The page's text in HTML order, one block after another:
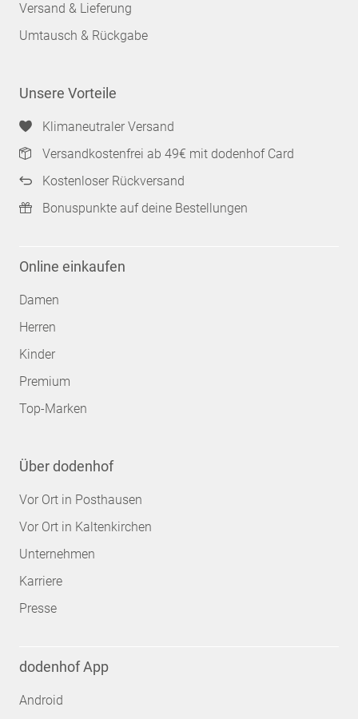
Versand & Lieferung
Umtausch & Rückgabe
Unsere Vorteile
Klimaneutraler Versand
Versandkostenfrei ab 49€ mit dodenhof Card
Kostenloser Rückversand
Bonuspunkte auf deine Bestellungen
Online einkaufen
Damen
Herren
Kinder
Premium
Top-Marken
Über dodenhof
Vor Ort in Posthausen
Vor Ort in Kaltenkirchen
Unternehmen
Karriere
Presse
dodenhof App
Android